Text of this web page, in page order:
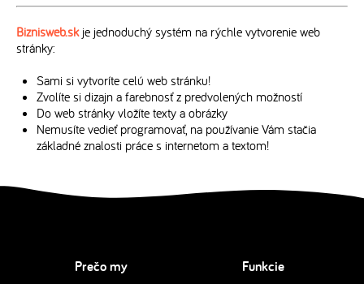
Biznisweb.skje jednoduchý systém na rýchle vytvorenie web
stránky:
Sami si vytvoríte celú web stránku!
Zvolíte si dizajn a farebnosť z predvolených možností
Do web stránky vložíte texty a obrázky
Nemusíte vedieť programovať, na používanie Vám stačia
základné znalosti práce s internetom a textom!
Prečo my Funkcie